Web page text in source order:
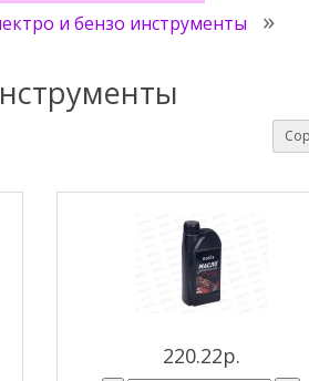
и бензо инструменты
220.22р.